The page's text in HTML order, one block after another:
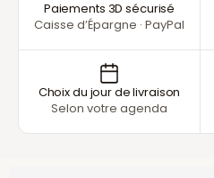
Paiements 3D sécurisé
Caisse d’Épargne · PayPal
Choix du jour de livraison
Selon votre agenda